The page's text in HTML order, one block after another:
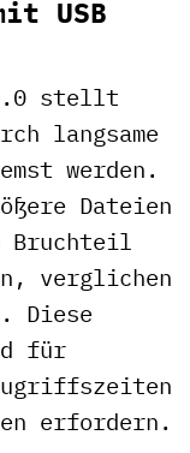
USB
stellt
langsame
werden.
Dateien
Bruchteil
verglichen
Diese
für
erfordern.